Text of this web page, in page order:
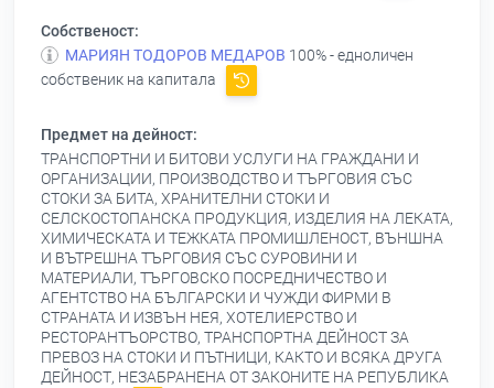
Собственост:
МАРИЯН ТОДОРОВ МЕДАРОВ 100% - едноличен
собственик на капитала
Предмет на дейност:
ТРАНСПОРТНИ И БИТОВИ УСЛУГИ НА ГРАЖДАНИ И
ОРГАНИЗАЦИИ, ПРОИЗВОДСТВО И ТЪРГОВИЯ СЪС
СТОКИ ЗА БИТА, ХРАНИТЕЛНИ СТОКИ И
СЕЛСКОСТОПАНСКА ПРОДУКЦИЯ, ИЗДЕЛИЯ НА ЛЕКАТА,
ХИМИЧЕСКАТА И ТЕЖКАТА ПРОМИШЛЕНОСТ, ВЪНШНА
И ВЪТРЕШНА ТЪРГОВИЯ СЪС СУРОВИНИ И
МАТЕРИАЛИ, ТЪРГОВСКО ПОСРЕДНИЧЕСТВО И
АГЕНТСТВО НА БЪЛГАРСКИ И ЧУЖДИ ФИРМИ В
СТРАНАТА И ИЗВЪН НЕЯ, ХОТЕЛИЕРСТВО И
РЕСТОРАНТЪОРСТВО, ТРАНСПОРТНА ДЕЙНОСТ ЗА
ПРЕВОЗ НА СТОКИ И ПЪТНИЦИ, КАКТО И ВСЯКА ДРУГА
ДЕЙНОСТ, НЕЗАБРАНЕНА ОТ ЗАКОНИТЕ НА РЕПУБЛИКА